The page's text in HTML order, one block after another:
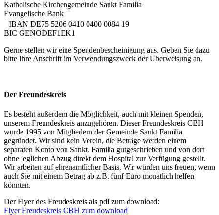
Katholische Kirchengemeinde Sankt Familia
Evangelische Bank
IBAN DE75 5206 0410 0400 0084 19
BIC GENODEF1EK1
Gerne stellen wir eine Spendenbescheinigung aus. Geben Sie dazu
bitte Ihre Anschrift im Verwendungszweck der Überweisung an.
Der Freundeskreis
Es besteht außerdem die Möglichkeit, auch mit kleinen Spenden,
unserem Freundeskreis anzugehören. Dieser Freundeskreis CBH
wurde 1995 von Mitgliedern der Gemeinde Sankt Familia
gegründet. Wir sind kein Verein, die Beträge werden einem
separaten Konto von Sankt. Familia gutgeschrieben und von dort
ohne jeglichen Abzug direkt dem Hospital zur Verfügung gestellt.
Wir arbeiten auf ehrenamtlicher Basis. Wir würden uns freuen, wenn
auch Sie mit einem Betrag ab z.B. fünf Euro monatlich helfen
könnten.
Der Flyer des Freudeskreis als pdf zum download:
Flyer Freudeskreis CBH zum download